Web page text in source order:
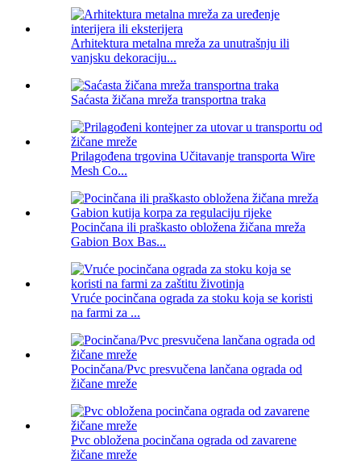
Arhitektura metalna mreža za unutrašnju ili
vanjsku dekoraciju...
Saćasta žičana mreža transportna traka
Prilagođena trgovina Učitavanje transporta Wire
Mesh Co...
Pocinčana ili praškasto obložena žičana mreža
Gabion Box Bas...
Vruće pocinčana ograda za stoku koja se koristi
na farmi za ...
Pocinčana/Pvc presvučena lančana ograda od
žičane mreže
Pvc obložena pocinčana ograda od zavarene
žičane mreže